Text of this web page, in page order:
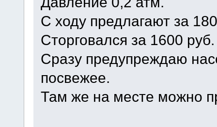
С ходу предлагают за
Сторговался за 1600
Сразу предупреждаю
посвежее.
Там же на месте можно